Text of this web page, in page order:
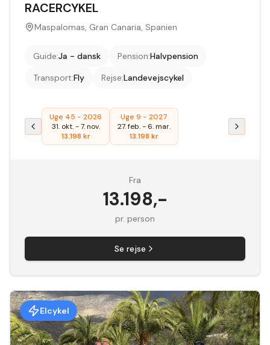
RACERCYKEL
Maspalomas, Gran Canaria, Spanien
Guide:Ja - dansk Pension:Halvpension
Transport:Fly Rejse:Landevejscykel
Uge 45 - 2026
31. okt.-7. nov.
13.198 kr
Uge 9 - 2027
27. feb.- 6. mar.
13.198 kr
Fra
13.198,-
pr. person
Se rejse
Elcykel